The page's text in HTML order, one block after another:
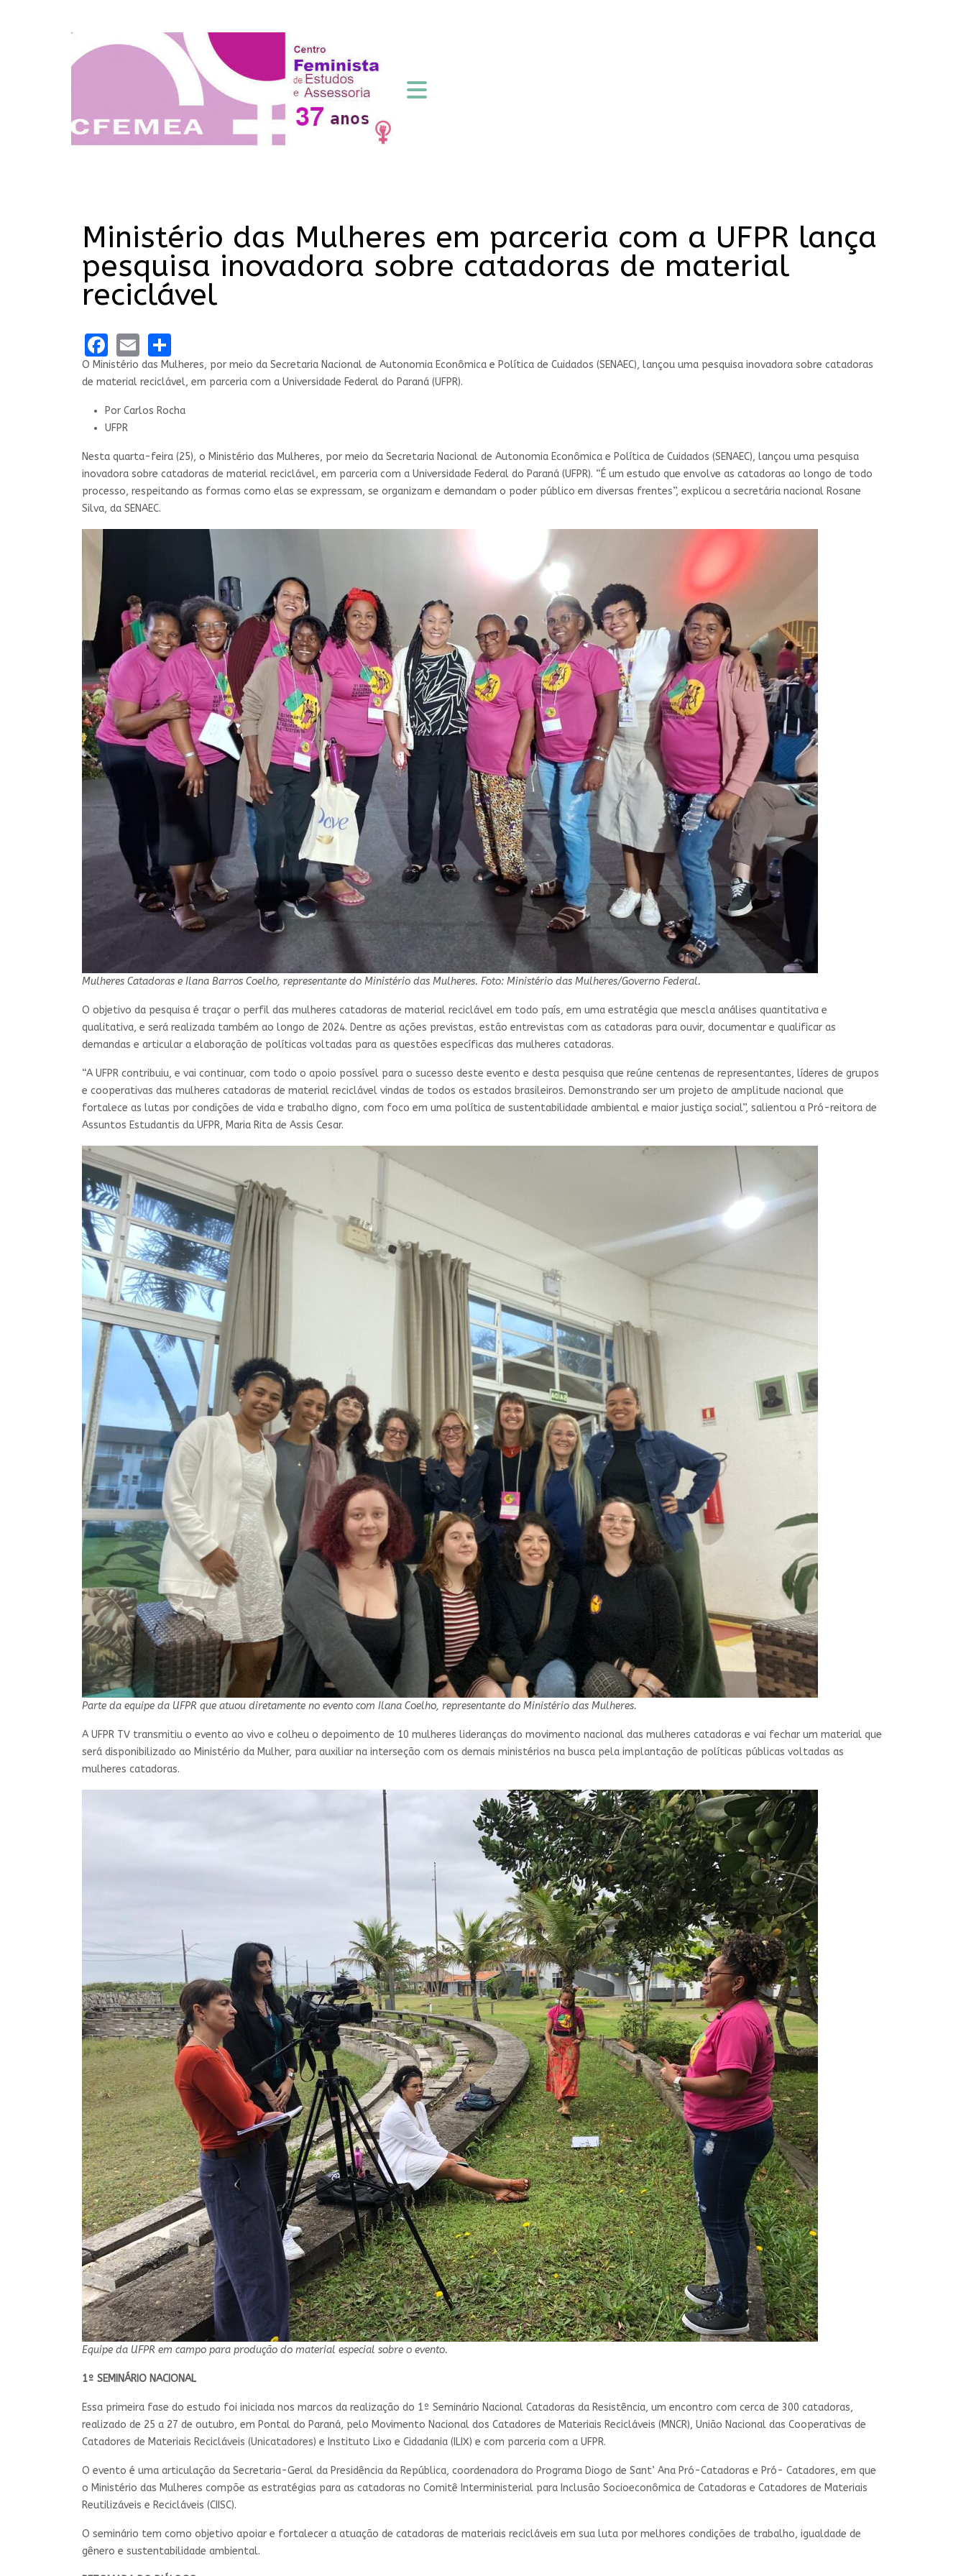
Ministério das Mulheres em parceria com a UFPR lança
pesquisa inovadora sobre catadoras de material
reciclável
Facebook
Email
O Ministério das Mulheres, por meio da Secretaria Nacional de Autonomia Econômica e Política de Cuidados (SENAEC), lançou uma pesquisa inovadora sobre catadoras
de material reciclável, em parceria com a Universidade Federal do Paraná (UFPR).
Por Carlos Rocha
UFPR
Nesta quarta-feira (25), o Ministério das Mulheres, por meio da Secretaria Nacional de Autonomia Econômica e Política de Cuidados (SENAEC), lançou uma pesquisa
inovadora sobre catadoras de material reciclável, em parceria com a Universidade Federal do Paraná (UFPR). “É um estudo que envolve as catadoras ao longo de todo
processo, respeitando as formas como elas se expressam, se organizam e demandam o poder público em diversas frentes”, explicou a secretária nacional Rosane
Silva, da SENAEC.
Mulheres Catadoras e Ilana Barros Coelho, representante do Ministério das Mulheres. Foto: Ministério das Mulheres/Governo Federal.
O objetivo da pesquisa é traçar o perfil das mulheres catadoras de material reciclável em todo país, em uma estratégia que mescla análises quantitativa e
qualitativa, e será realizada também ao longo de 2024. Dentre as ações previstas, estão entrevistas com as catadoras para ouvir, documentar e qualificar as
demandas e articular a elaboração de políticas voltadas para as questões específicas das mulheres catadoras.
“A UFPR contribuiu, e vai continuar, com todo o apoio possível para o sucesso deste evento e desta pesquisa que reúne centenas de representantes, líderes de grupos
e cooperativas das mulheres catadoras de material reciclável vindas de todos os estados brasileiros. Demonstrando ser um projeto de amplitude nacional que
fortalece as lutas por condições de vida e trabalho digno, com foco em uma política de sustentabilidade ambiental e maior justiça social”, salientou a Pró-reitora de
Assuntos Estudantis da UFPR, Maria Rita de Assis Cesar.
Parte da equipe da UFPR que atuou diretamente no evento com Ilana Coelho, representante do Ministério das Mulheres.
A UFPR TV transmitiu o evento ao vivo e colheu o depoimento de 10 mulheres lideranças do movimento nacional das mulheres catadoras e vai fechar um material que
será disponibilizado ao Ministério da Mulher, para auxiliar na interseção com os demais ministérios na busca pela implantação de políticas públicas voltadas as
mulheres catadoras.
Equipe da UFPR em campo para produção do material especial sobre o evento.
1º SEMINÁRIO NACIONAL
Essa primeira fase do estudo foi iniciada nos marcos da realização do 1º Seminário Nacional Catadoras da Resistência, um encontro com cerca de 300 catadoras,
realizado de 25 a 27 de outubro, em Pontal do Paraná, pelo Movimento Nacional dos Catadores de Materiais Recicláveis (MNCR), União Nacional das Cooperativas de
Catadores de Materiais Recicláveis (Unicatadores) e Instituto Lixo e Cidadania (ILIX) e com parceria com a UFPR.
O evento é uma articulação da Secretaria-Geral da Presidência da República, coordenadora do Programa Diogo de Sant’ Ana Pró-Catadoras e Pró- Catadores, em que
o Ministério das Mulheres compõe as estratégias para as catadoras no Comitê Interministerial para Inclusão Socioeconômica de Catadoras e Catadores de Materiais
Reutilizáveis e Recicláveis (CIISC).
O seminário tem como objetivo apoiar e fortalecer a atuação de catadoras de materiais recicláveis em sua luta por melhores condições de trabalho, igualdade de
gênero e sustentabilidade ambiental.